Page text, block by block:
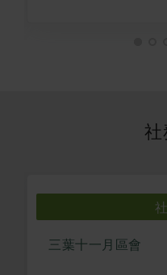
社
三葉十一月區會